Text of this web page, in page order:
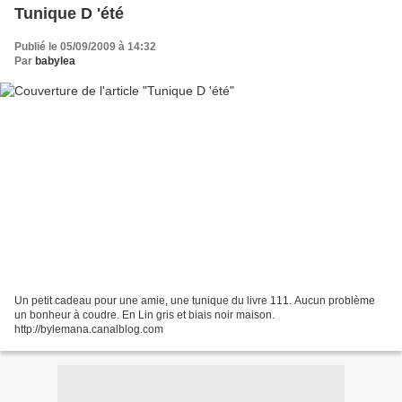
Tunique D 'été
Publié le 05/09/2009 à 14:32
Par babylea
Un petit cadeau pour une amie, une tunique du livre 111. Aucun problème
un bonheur à coudre. En Lin gris et biais noir maison.
http://bylemana.canalblog.com